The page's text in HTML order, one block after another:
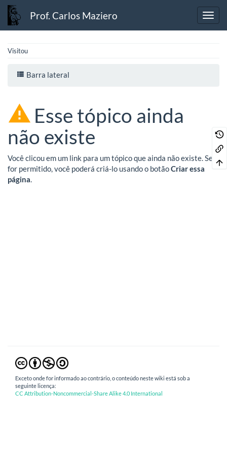
Prof. Carlos Maziero
Visitou
Barra lateral
Esse tópico ainda
não existe
Você clicou em um link para um tópico que ainda não existe. Se
for permitido, você poderá criá-lo usando o botãoCriar essa
página
Exceto onde for informado ao contrário, o conteúdo neste wiki está sob a
seguinte licença:
CC Attribution-Noncommercial-Share Alike 4.0 International